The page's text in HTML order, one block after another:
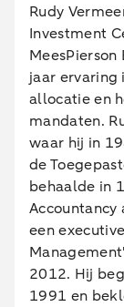
Rudy
Investment
jaar ervaring
allocatie en
mandaten.
waar hij in
de
behaalde in
Accountancy
een
2012. Hij
1991 en